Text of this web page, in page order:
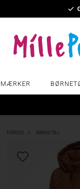
MÆRKER
FORSIDE BØRNETØJ